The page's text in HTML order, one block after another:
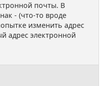
почты. В
- (что-то вроде
изменить адрес
адрес электронной